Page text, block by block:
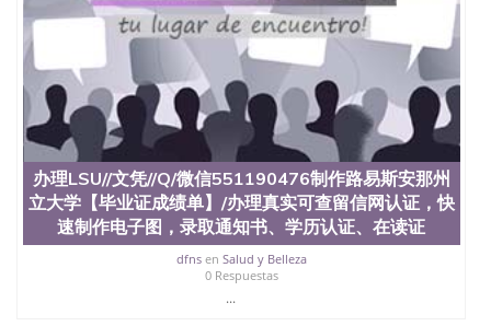
合性大学，每年有来自世界各地的成百上千的海外学
生前往求学。 至今，这是一所在世界上享有学术地
位、声誉、实习机会和影响力的高等教育机构，并获
誉为美国本科教育质量的核心代表。其计算机系与会
计系更是在当今美国大学教学排名中表现优异。其毕
业生大多可以在其所处地域的世界硅谷中心得到工作
机会。许多硅谷公司甚至在学生大三和大四的学期提
供许多相应科系的实习机会。无论是加州大学系统
(UC)，还是加州州立大学系统(CSU), 圣何塞州立大学
都占据着加州所有大学中的地理位置。 圣何塞州立大
学座落于硅谷(Silicon Valley), 于附近的旧金山-圣何塞
地区为全美的重要科技中心。约有学生三万人，超过
134种学士学科和65个硕士学科，并有来自世界60余
国的学生来此就读。其有名的科系如计算机科学，电
子工程学，工商管理学，艺术设计，和航空学等，深
办理LSU//文凭//Q/微信551190476制作路易斯安那州
立大学【毕业证成绩单】/办理真实可查留信网认证，快
速制作电子图，录取通知书、学历认证、在读证
dfnsen Salud y Belleza
0 Respuestas
...